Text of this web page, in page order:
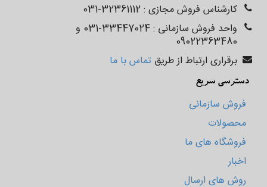
کارشناس فروش مجازی : 32361112-031
واحد فروش سازمانی : 33447024-031 و
09022363480
برقراری ارتباط از طریق تماس با ما
دسترسی سریع
فروش سازمانی
محصولات
فروشگاه های ما
اخبار
روش های ارسال